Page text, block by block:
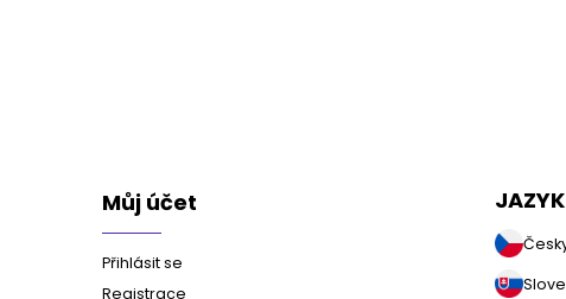
Můj účet
Přihlásit se
Registrace